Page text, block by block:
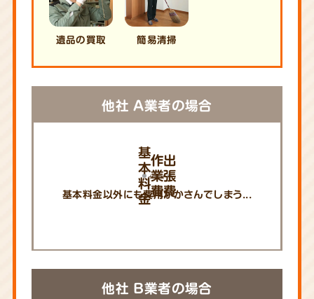
遺品の買取 簡易清掃
他社 A業者の場合
基
本
料
金
作
業
費
出
張
費
基本料金以外にも費用がかさんでしまう...
他社 B業者の場合